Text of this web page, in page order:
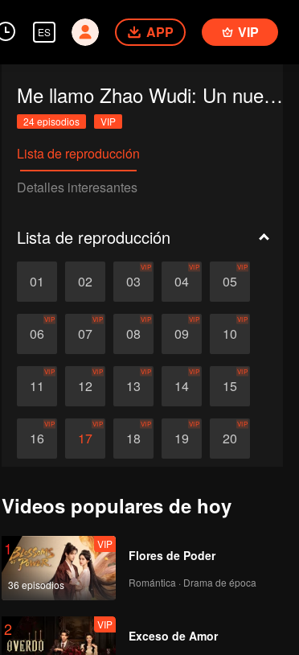
ES APP VIP
Me llamo Zhao Wudi: Un nuevo comienzo
24 episodios VIP
Lista de reproducción
Detalles interesantes
Lista de reproducción
01 02 03
VIP
04
VIP
05
VIP
06
VIP
07
VIP
08
VIP
09
VIP
10
VIP
11
VIP
12
VIP
13
VIP
14
VIP
15
VIP
16
VIP
17
VIP
18
VIP
19
VIP
20
VIP
Videos populares de hoy
1
36 episodios
VIP
Flores de Poder
Romántica · Drama de época
2 VIP
Exceso de Amor